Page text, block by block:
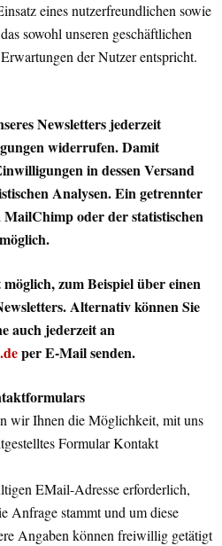
eines nutzerfreundlichen sowie
sowohl unseren geschäftlichen
der Nutzer entspricht.
Newsletters jederzeit
widerrufen. Damit
in dessen Versand
Analysen. Ein getrennter
oder der statistischen
zum Beispiel über einen
Alternativ können Sie
auch jederzeit an
per E-Mail senden.
wir Ihnen die Möglichkeit, mit uns
Formular Kontakt
EMail-Adresse erforderlich,
Anfrage stammt und um diese
Angaben können freiwillig getätigt